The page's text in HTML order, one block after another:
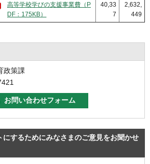
高等学校学びの支援事業費（P
DF：175KB）
40,33
7
2,632,
449
政策課
にするためにみなさまのご意見をお聞かせ